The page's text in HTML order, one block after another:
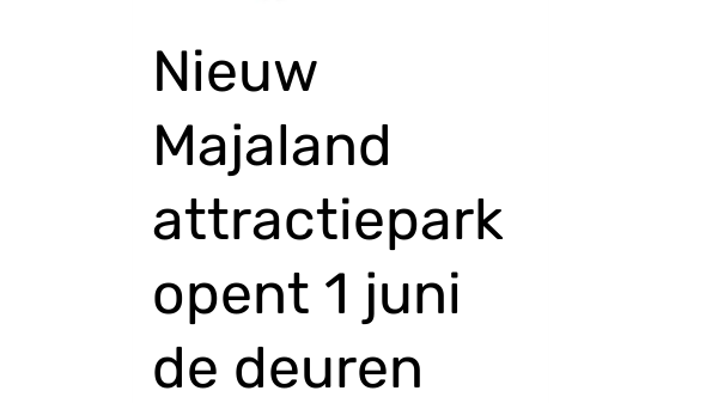
Nieuw
Majaland
attractiepark
opent 1 juni
de deuren